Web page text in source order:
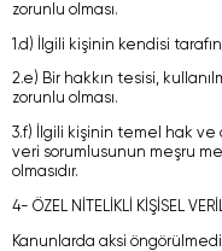
zorunlu olması.
1.d) İlgili kişinin kendisi
2.e) Bir hakkın tesisi,
zorunlu olması.
3.f) İlgili kişinin temel hak ve
veri sorumlusunun meşru
olmasıdır.
4- ÖZEL NİTELİKLİ KİŞİSEL
Kanunlarda aksi